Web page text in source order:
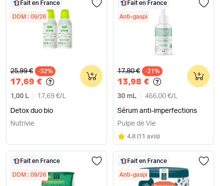
Fait en France
DDM : 09/26
Ancien prix
25,99 € -32%
17,69 €
1,00 L 17,69 €/ L
Detox duo bio
0
Nutrivie
Fait en France
Anti-gaspi
Ancien prix
17,80 € -21%
13,98 €
30 mL 466,00 €/ L
Sérum anti-imperfections
0
Pulpe de Vie
Note
4.8 sur 5
(11 avis)
Fait en France
DDM : 09/26
Fait en France
Anti-gaspi